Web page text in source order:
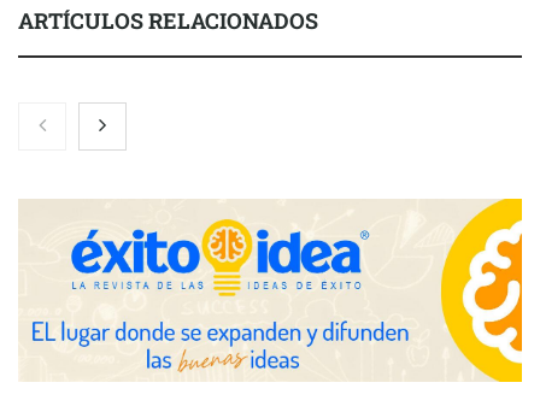
ARTÍCULOS RELACIONADOS
Zoomex mejora su Strategy Center con herramientas
avanzadas para trading estratégico
COMPALISS de LYSOTRIC: cuando un solo producto multiplica
las posibilidades del salón profesional
Fundación Mapfre y CISE lanzan el concurso ‘Talento Sénior’
para impulsar ideas innovadoras creadas por y para mayores